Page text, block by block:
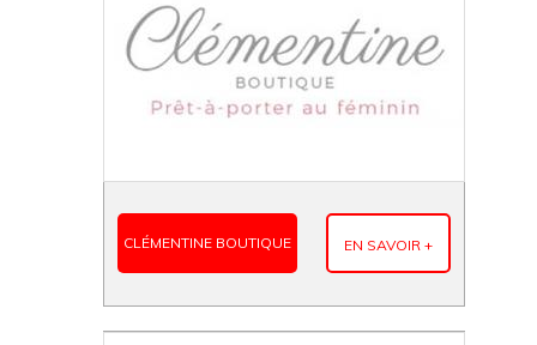
CLÉMENTINE BOUTIQUE EN SAVOIR +